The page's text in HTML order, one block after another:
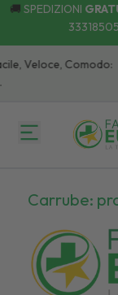
🚚 SPEDIZIONI
Comodo:
Carrube: